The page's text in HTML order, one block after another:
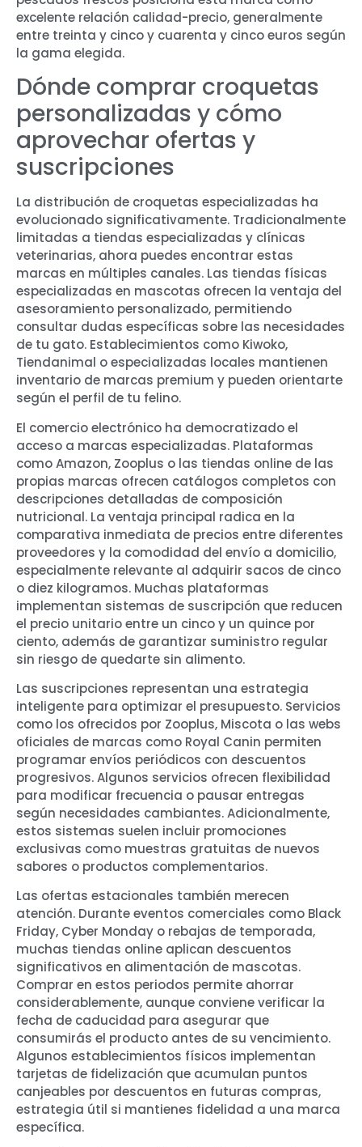
excelente relación calidad-precio, generalmente
entre treinta y cinco y cuarenta y cinco euros según
la gama elegida.
Dónde comprar croquetas
personalizadas y cómo
aprovechar ofertas y
suscripciones
La distribución de croquetas especializadas ha
evolucionado significativamente. Tradicionalmente
limitadas a tiendas especializadas y clínicas
veterinarias, ahora puedes encontrar estas
marcas en múltiples canales. Las tiendas físicas
especializadas en mascotas ofrecen la ventaja del
asesoramiento personalizado, permitiendo
consultar dudas específicas sobre las necesidades
de tu gato. Establecimientos como Kiwoko,
Tiendanimal o especializadas locales mantienen
inventario de marcas premium y pueden orientarte
según el perfil de tu felino.
El comercio electrónico ha democratizado el
acceso a marcas especializadas. Plataformas
como Amazon, Zooplus o las tiendas online de las
propias marcas ofrecen catálogos completos con
descripciones detalladas de composición
nutricional. La ventaja principal radica en la
comparativa inmediata de precios entre diferentes
proveedores y la comodidad del envío a domicilio,
especialmente relevante al adquirir sacos de cinco
o diez kilogramos. Muchas plataformas
implementan sistemas de suscripción que reducen
el precio unitario entre un cinco y un quince por
ciento, además de garantizar suministro regular
sin riesgo de quedarte sin alimento.
Las suscripciones representan una estrategia
inteligente para optimizar el presupuesto. Servicios
como los ofrecidos por Zooplus, Miscota o las webs
oficiales de marcas como Royal Canin permiten
programar envíos periódicos con descuentos
progresivos. Algunos servicios ofrecen flexibilidad
para modificar frecuencia o pausar entregas
según necesidades cambiantes. Adicionalmente,
estos sistemas suelen incluir promociones
exclusivas como muestras gratuitas de nuevos
sabores o productos complementarios.
Las ofertas estacionales también merecen
atención. Durante eventos comerciales como Black
Friday, Cyber Monday o rebajas de temporada,
muchas tiendas online aplican descuentos
significativos en alimentación de mascotas.
Comprar en estos periodos permite ahorrar
considerablemente, aunque conviene verificar la
fecha de caducidad para asegurar que
consumirás el producto antes de su vencimiento.
Algunos establecimientos físicos implementan
tarjetas de fidelización que acumulan puntos
canjeables por descuentos en futuras compras,
estrategia útil si mantienes fidelidad a una marca
específica.